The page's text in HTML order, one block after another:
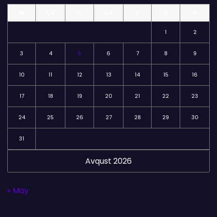
l
Avqust 2026
1 2
3 4 5 6 7 8 9
10 11 12 13 14 15 16
17 18 19 20 21 22 23
24 25 26 27 28 29 30
31
« May